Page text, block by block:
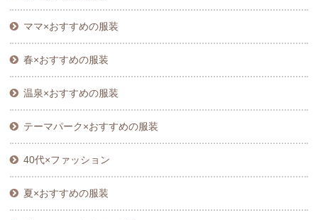
ママ×おすすめの服装
春×おすすめの服装
温泉×おすすめの服装
テーマパーク×おすすめの服装
40代×ファッション
夏×おすすめの服装